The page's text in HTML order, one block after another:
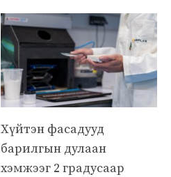
Хүйтэн фасадууд
барилгын дулаан
хэмжээг 2 градусаар